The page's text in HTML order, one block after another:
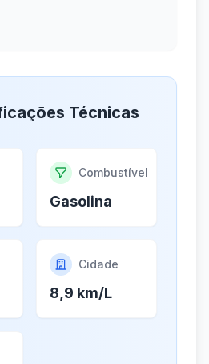
Técnicas
Combustível
Gasolina
Cidade
8,9 km/L